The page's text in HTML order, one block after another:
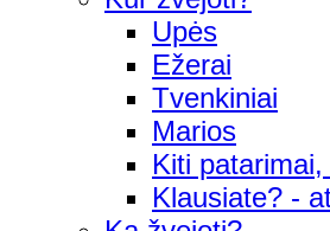
Upės
Ežerai
Tvenkiniai
Marios
Kiti
Klausiate? -